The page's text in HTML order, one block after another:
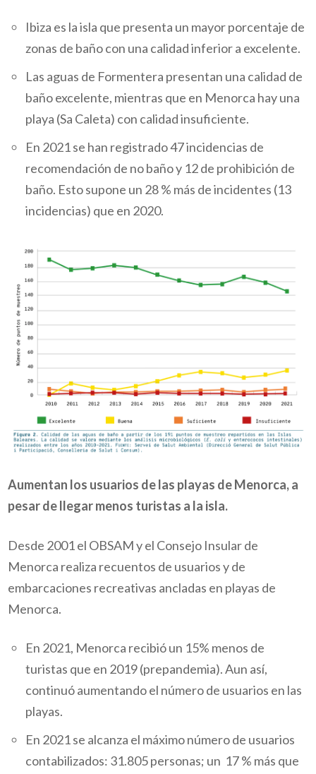
Ibiza es la isla que presenta un mayor porcentaje de
zonas de baño con una calidad inferior a excelente.
Las aguas de Formentera presentan una calidad de
baño excelente, mientras que en Menorca hay una
playa (Sa Caleta) con calidad insuficiente.
En 2021 se han registrado 47 incidencias de
recomendación de no baño y 12 de prohibición de
baño. Esto supone un 28 % más de incidentes (13
incidencias) que en 2020.
Aumentan los usuarios de las playas de Menorca, a
pesar de llegar menos turistas a la isla.
Desde 2001 el OBSAM y el Consejo Insular de
Menorca realiza recuentos de usuarios y de
embarcaciones recreativas ancladas en playas de
Menorca.
En 2021, Menorca recibió un 15% menos de
turistas que en 2019 (prepandemia). Aun así,
continuó aumentando el número de usuarios en las
playas.
En 2021 se alcanza el máximo número de usuarios
contabilizados: 31.805 personas; un 17 % más que